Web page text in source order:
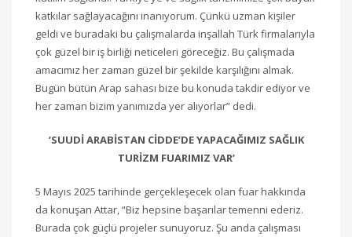
katkılar sağlayacağını inanıyorum. Çünkü uzman kişiler
geldi ve buradaki bu çalışmalarda inşallah Türk firmalarıyla
çok güzel bir iş birliği neticeleri göreceğiz. Bu çalışmada
amacımız her zaman güzel bir şekilde karşılığını almak.
Bugün bütün Arap sahası bize bu konuda takdir ediyor ve
her zaman bizim yanımızda yer alıyorlar” dedi.
‘SUUDİ ARABİSTAN CİDDE’DE YAPACAĞIMIZ SAĞLIK
TURİZM FUARIMIZ VAR’
5 Mayıs 2025 tarihinde gerçekleşecek olan fuar hakkında
da konuşan Attar, “Biz hepsine başarılar temenni ederiz.
Burada çok güçlü projeler sunuyoruz. Şu anda çalışması